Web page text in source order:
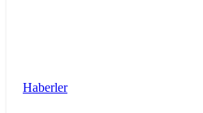
Haberler